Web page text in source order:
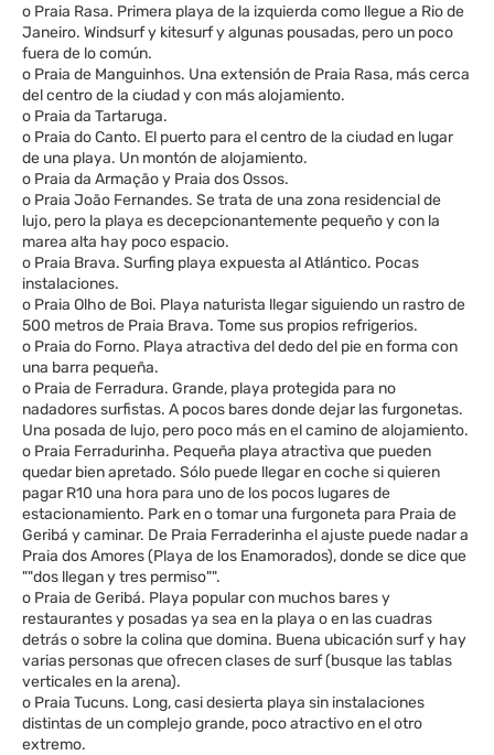
o Praia Rasa. Primera playa de la izquierda como llegue a Rio de
Janeiro. Windsurf y kitesurf y algunas pousadas, pero un poco
fuera de lo común.
o Praia de Manguinhos. Una extensión de Praia Rasa, más cerca
del centro de la ciudad y con más alojamiento.
o Praia da Tartaruga.
o Praia do Canto. El puerto para el centro de la ciudad en lugar
de una playa. Un montón de alojamiento.
o Praia da Armação y Praia dos Ossos.
o Praia João Fernandes. Se trata de una zona residencial de
lujo, pero la playa es decepcionantemente pequeño y con la
marea alta hay poco espacio.
o Praia Brava. Surfing playa expuesta al Atlántico. Pocas
instalaciones.
o Praia Olho de Boi. Playa naturista llegar siguiendo un rastro de
500 metros de Praia Brava. Tome sus propios refrigerios.
o Praia do Forno. Playa atractiva del dedo del pie en forma con
una barra pequeña.
o Praia de Ferradura. Grande, playa protegida para no
nadadores surfistas. A pocos bares donde dejar las furgonetas.
Una posada de lujo, pero poco más en el camino de alojamiento.
o Praia Ferradurinha. Pequeña playa atractiva que pueden
quedar bien apretado. Sólo puede llegar en coche si quieren
pagar R10 una hora para uno de los pocos lugares de
estacionamiento. Park en o tomar una furgoneta para Praia de
Geribá y caminar. De Praia Ferraderinha el ajuste puede nadar a
Praia dos Amores (Playa de los Enamorados), donde se dice que
""dos llegan y tres permiso"".
o Praia de Geribá. Playa popular con muchos bares y
restaurantes y posadas ya sea en la playa o en las cuadras
detrás o sobre la colina que domina. Buena ubicación surf y hay
varias personas que ofrecen clases de surf (busque las tablas
verticales en la arena).
o Praia Tucuns. Long, casi desierta playa sin instalaciones
distintas de un complejo grande, poco atractivo en el otro
extremo.